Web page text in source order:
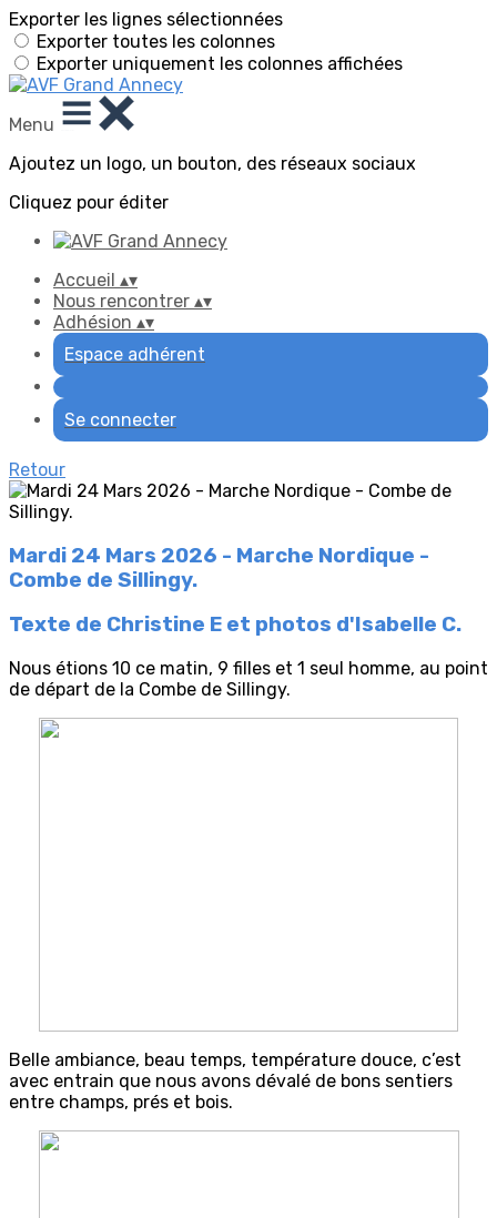
Exporter les lignes sélectionnées
Exporter toutes les colonnes
Exporter uniquement les colonnes affichées
Menu
Ajoutez un logo, un bouton, des réseaux sociaux
Cliquez pour éditer
Accueil ▴▾
Nous rencontrer ▴▾
Adhésion ▴▾
Espace adhérent
Se connecter
Retour
Mardi 24 Mars 2026 - Marche Nordique -
Combe de Sillingy.
Texte de Christine E et photos d'Isabelle C.
Nous étions 10 ce matin, 9 filles et 1 seul homme, au point
de départ de la Combe de Sillingy.
Belle ambiance, beau temps, température douce, c’est
avec entrain que nous avons dévalé de bons sentiers
entre champs, prés et bois.